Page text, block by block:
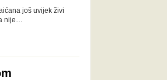
još uvijek živi
nije…